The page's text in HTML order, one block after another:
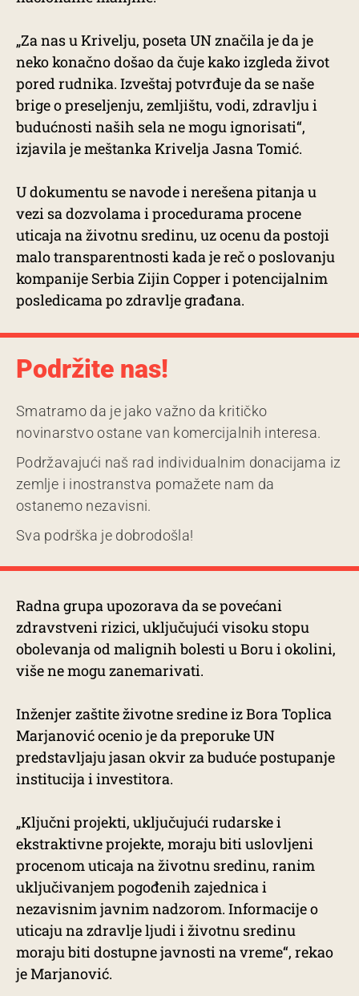
„Za nas u Krivelju, poseta UN značila je da je
neko konačno došao da čuje kako izgleda život
pored rudnika. Izveštaj potvrđuje da se naše
brige o preseljenju, zemljištu, vodi, zdravlju i
budućnosti naših sela ne mogu ignorisati“,
izjavila je meštanka Krivelja Jasna Tomić.
U dokumentu se navode i nerešena pitanja u
vezi sa dozvolama i procedurama procene
uticaja na životnu sredinu, uz ocenu da postoji
malo transparentnosti kada je reč o poslovanju
kompanije Serbia Zijin Copper i potencijalnim
posledicama po zdravlje građana.
Podržite nas!
Smatramo da je jako važno da kritičko
novinarstvo ostane van komercijalnih interesa.
Podržavajući naš rad individualnim donacijama iz
zemlje i inostranstva pomažete nam da
ostanemo nezavisni.
Sva podrška je dobrodošla!
Radna grupa upozorava da se povećani
zdravstveni rizici, uključujući visoku stopu
obolevanja od malignih bolesti u Boru i okolini,
više ne mogu zanemarivati.
Inženjer zaštite životne sredine iz Bora Toplica
Marjanović ocenio je da preporuke UN
predstavljaju jasan okvir za buduće postupanje
institucija i investitora.
„Ključni projekti, uključujući rudarske i
ekstraktivne projekte, moraju biti uslovljeni
procenom uticaja na životnu sredinu, ranim
uključivanjem pogođenih zajednica i
nezavisnim javnim nadzorom. Informacije o
uticaju na zdravlje ljudi i životnu sredinu
moraju biti dostupne javnosti na vreme“, rekao
je Marjanović.